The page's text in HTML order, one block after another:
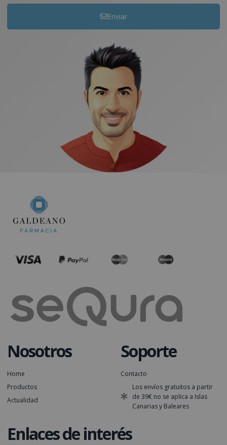
Enviar
Nosotros
Home
Productos
Actualidad
Soporte
Contacto
Los envíos gratuitos a partir
de 39€ no se aplica a Islas
Canarias y Baleares
Enlaces de interés